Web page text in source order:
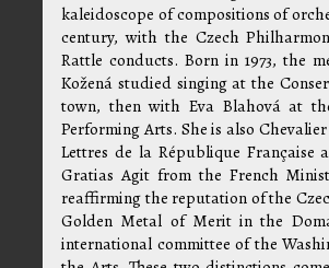
kaleidoscope of compositions of
century, with the Czech
Rattle conducts. Born in 1973, the
Kožená studied singing at the
town, then with Eva Blahová at
Performing Arts. She is also
Lettres de la République Française
Gratias Agit from the French
reaffirming the reputation of the
Golden Metal of Merit in the
international committee of the